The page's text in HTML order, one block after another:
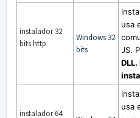
instalador 32
bits http
Windows 32
bits
usa
JS.
DLL.
instalador 64
usa